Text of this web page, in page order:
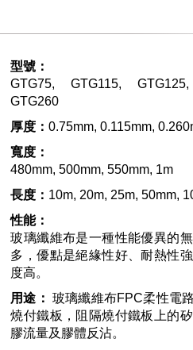
型號：
GTG75, GTG115,
GTG260
厚度：0.75mm, 0.115mm,
寬度：
480mm, 500mm, 550mm, 1m
長度： 10m, 20m, 25m, 50mm,
性能：
玻璃纖維布是一種性能優異的
多，優點是絕緣性好、耐熱性
度高。
用途： 玻璃纖維布FPC柔性電
燒付鐵板，阻隔燒付鐵板上的
膠流量及膠體反沾。